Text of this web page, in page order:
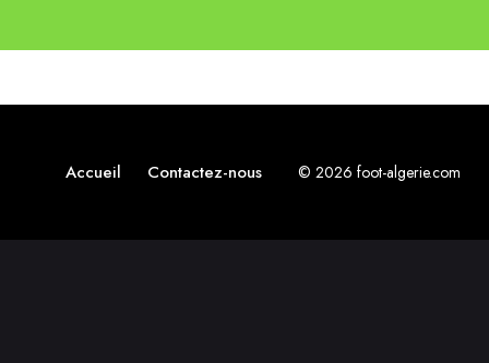
Accueil Contactez-nous © 2026 foot-algerie.com